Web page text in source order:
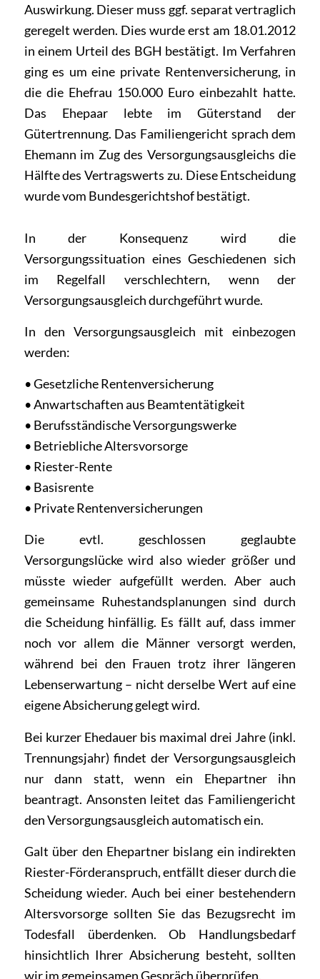
Auswirkung. Dieser muss ggf. separat vertraglich
geregelt werden. Dies wurde erst am 18.01.2012
in einem Urteil des BGH bestätigt. Im Verfahren
ging es um eine private Rentenversicherung, in
die die Ehefrau 150.000 Euro einbezahlt hatte.
Das Ehepaar lebte im Güterstand der
Gütertrennung. Das Familiengericht sprach dem
Ehemann im Zug des Versorgungsausgleichs die
Hälfte des Vertragswerts zu. Diese Entscheidung
wurde vom Bundesgerichtshof bestätigt.
In der Konsequenz wird die
Versorgungssituation eines Geschiedenen sich
im Regelfall verschlechtern, wenn der
Versorgungsausgleich durchgeführt wurde.
In den Versorgungsausgleich mit einbezogen
werden:
• Gesetzliche Rentenversicherung
• Anwartschaften aus Beamtentätigkeit
• Berufsständische Versorgungswerke
• Betriebliche Altersvorsorge
• Riester-Rente
• Basisrente
• Private Rentenversicherungen
Die evtl. geschlossen geglaubte
Versorgungslücke wird also wieder größer und
müsste wieder aufgefüllt werden. Aber auch
gemeinsame Ruhestandsplanungen sind durch
die Scheidung hinfällig. Es fällt auf, dass immer
noch vor allem die Männer versorgt werden,
während bei den Frauen trotz ihrer längeren
Lebenserwartung – nicht derselbe Wert auf eine
eigene Absicherung gelegt wird.
Bei kurzer Ehedauer bis maximal drei Jahre (inkl.
Trennungsjahr) findet der Versorgungsausgleich
nur dann statt, wenn ein Ehepartner ihn
beantragt. Ansonsten leitet das Familiengericht
den Versorgungsausgleich automatisch ein.
Galt über den Ehepartner bislang ein indirekten
Riester-Förderanspruch, entfällt dieser durch die
Scheidung wieder. Auch bei einer bestehendern
Altersvorsorge sollten Sie das Bezugsrecht im
Todesfall überdenken. Ob Handlungsbedarf
hinsichtlich Ihrer Absicherung besteht, sollten
wir im gemeinsamen Gespräch überprüfen.